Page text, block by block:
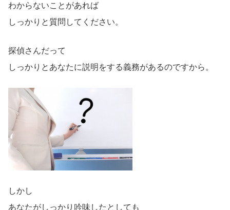
わからないことがあれば
しっかりと質問してください。
探偵さんだって
しっかりとあなたに説明をする義務があるのですから。
しかし
あなたがしっかり吟味したとしても